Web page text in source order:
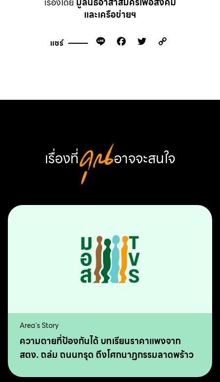
และเครือข่ายฯ
แชร์ Line Facebook
Twitter
เรื่องที่คุณ อาจจะสนใจ
Area's Story
ความตายที่ป้องกันได้ บทเรียนราคาแพงจาก
สตง. ถล่ม ถนนทรุด ถึงโศกนาฏกรรมลาดพร้าว